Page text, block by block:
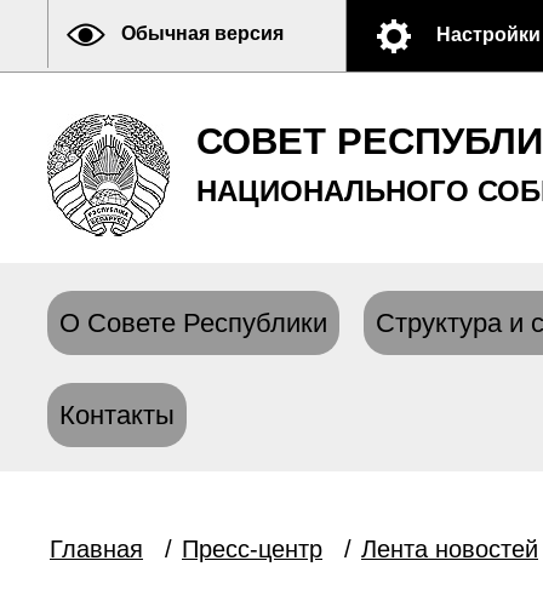
Обычная версия Настройки
СОВЕТ
НАЦИОНАЛЬНОГО
О Совете Республики Структура и
Контакты
Главная / Пресс-центр / Лента новостей